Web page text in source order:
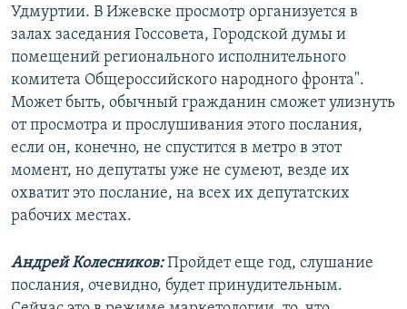
Удмуртии. В Ижевске просмотр организуется в
залах заседания Госсовета, Городской думы и
помещений регионального исполнительного
комитета Общероссийского народного фронта".
Может быть, обычный гражданин сможет улизнуть
от просмотра и прослушивания этого послания,
если он, конечно, не спустится в метро в этот
момент, но депутаты уже не сумеют, везде их
охватит это послание, на всех их депутатских
рабочих местах.
Андрей Колесников:Пройдет еще год, слушание
послания, очевидно, будет принудительным.